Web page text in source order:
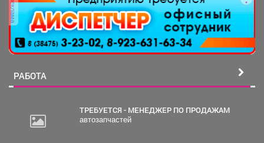
реклама
РАБОТА
ТРЕБУЕТСЯ - МЕНЕДЖЕР ПО ПРОДАЖАМ
автозапчастей